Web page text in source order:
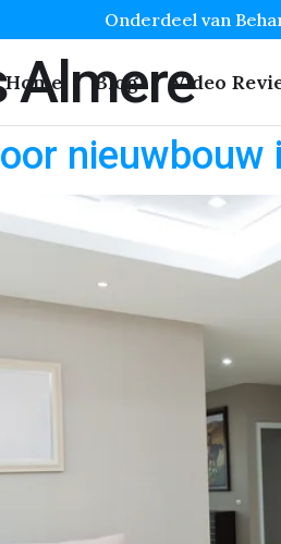
Onderdeel van
Home Blog Video
Almere
nieuwbouw